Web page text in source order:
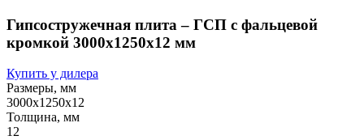
Гипсостружечная плита – ГСП с фальцевой
кромкой 3000х1250х12 мм
Купить у дилера
Размеры, мм
3000х1250х12
Толщина, мм
12